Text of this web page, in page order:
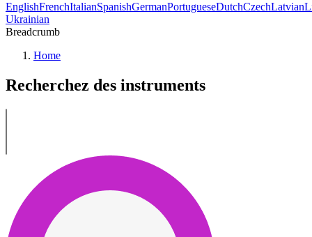
EnglishFrenchItalianSpanishGermanPortugueseDutchCzechLatvian
Ukrainian
Breadcrumb
Home
Recherchez des instruments